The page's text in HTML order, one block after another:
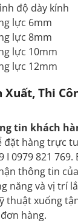
độ dày kính
lực 6mm
lực 8mm
lực 10mm
lực 12mm
Xuất, Thi
tin khách
đặt hàng trực
I 0979 821
thông tin
năng và vị trí
thuật xuống
hàng.